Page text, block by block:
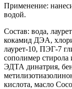
Применение:
водой.
Состав: вода,
кокамид ДЭА,
лаурет-10, ПЭГ-7
сополимер стирола
ЭДТА динатрия,
кислота, масло